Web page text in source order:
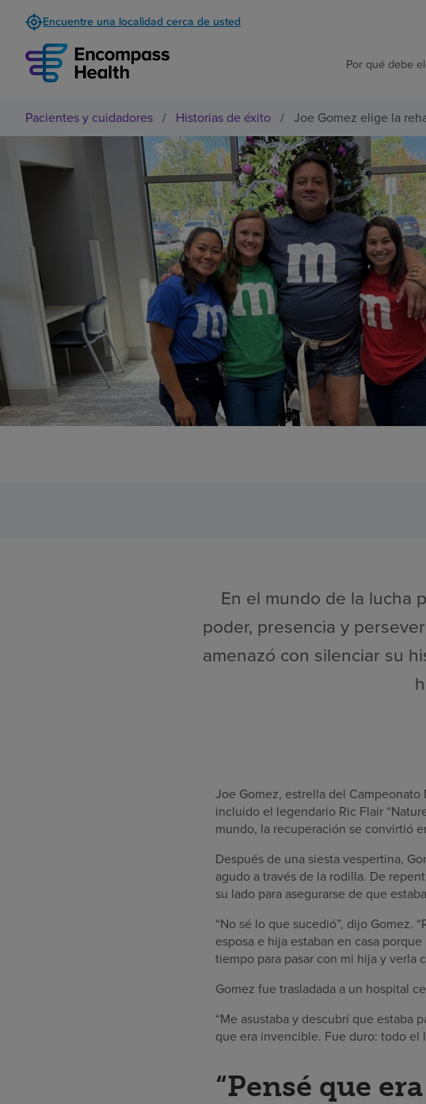
Encuentre una localidad cerca de usted
Por qué debe
Pacientes y cuidadores / Historias de éxito / Joe Gomez elige la
En el mundo de la lucha
poder, presencia y
amenazó con silenciar su
Joe Gomez, estrella del
incluido el legendario Ric Flair
mundo, la recuperación se convirtió
Después de una siesta vespertina,
agudo a través de la rodilla. De
su lado para asegurarse de que
“No sé lo que sucedió”, dijo Gomez.
esposa e hija estaban en casa
tiempo para pasar con mi hija y verla
Gomez fue trasladada a un hospital
“Me asustaba y descubrí que estaba
que era invencible. Fue duro: todo el
“Pensé que